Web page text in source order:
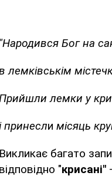
"Народився Бог на
лемківськім
лемки у
принесли місяць
Викликає багато
відповідно "крисані"